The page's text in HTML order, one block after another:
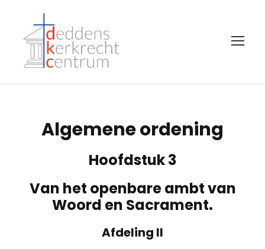
Algemene ordening
Hoofdstuk 3
Van het openbare ambt van
Woord en Sacrament.
Afdeling II